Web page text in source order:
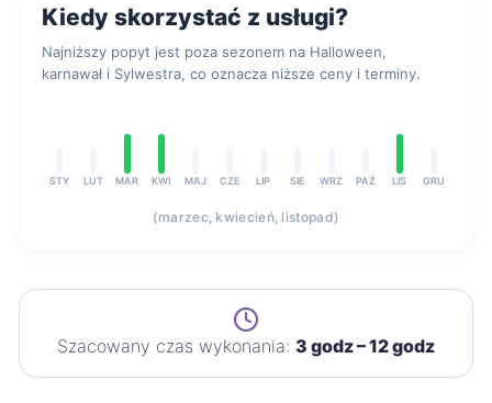
Kiedy skorzystać z usługi?
Najniższy popyt jest poza sezonem na Halloween,
karnawał i Sylwestra, co oznacza niższe ceny i terminy.
STY LUT MAR KWI MAJ CZE LIP SIE WRZ PAŹ LIS GRU
(marzec, kwiecień, listopad)
Szacowany czas wykonania: 3 godz – 12 godz